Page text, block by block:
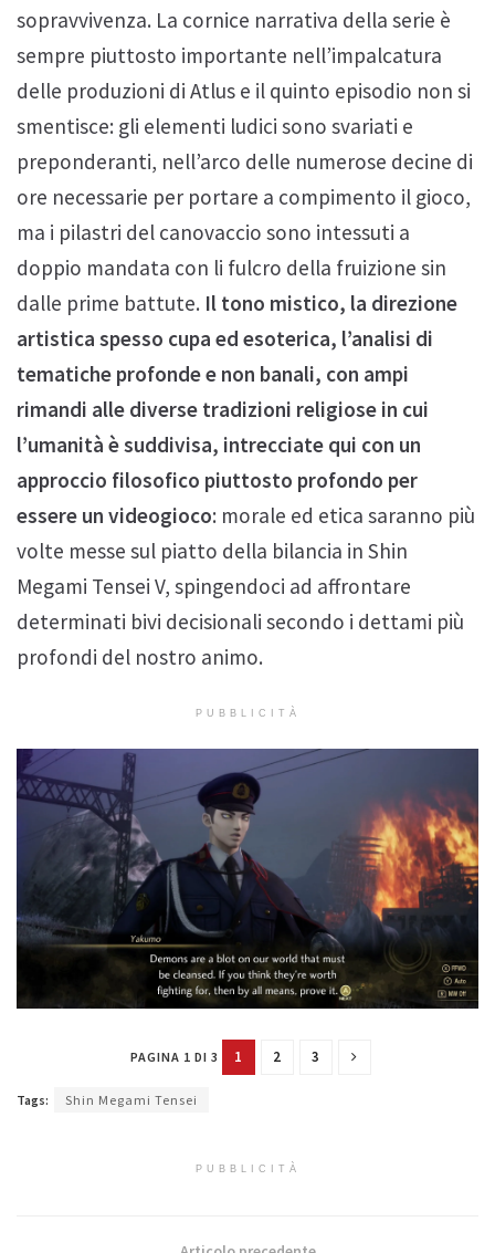
sopravvivenza. La cornice narrativa della serie è
sempre piuttosto importante nell’impalcatura
delle produzioni di Atlus e il quinto episodio non si
smentisce: gli elementi ludici sono svariati e
preponderanti, nell’arco delle numerose decine di
ore necessarie per portare a compimento il gioco,
ma i pilastri del canovaccio sono intessuti a
doppio mandata con li fulcro della fruizione sin
dalle prime battute. Il tono mistico, la direzione
artistica spesso cupa ed esoterica, l’analisi di
tematiche profonde e non banali, con ampi
rimandi alle diverse tradizioni religiose in cui
l’umanità è suddivisa, intrecciate qui con un
approccio filosofico piuttosto profondo per
essere un videogioco: morale ed etica saranno più
volte messe sul piatto della bilancia in Shin
Megami Tensei V, spingendoci ad affrontare
determinati bivi decisionali secondo i dettami più
profondi del nostro animo.
PUBBLICITÀ
PAGINA 1 DI 3 1 2 3
Tags: Shin Megami Tensei
PUBBLICITÀ